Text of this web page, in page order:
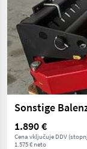
Sonstige
1.890 €
Cena vključuje DDV
1.575 € neto